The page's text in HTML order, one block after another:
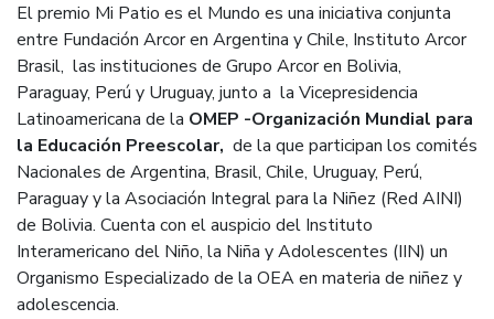
El premio Mi Patio es el Mundo es una iniciativa conjunta
entre Fundación Arcor en Argentina y Chile, Instituto Arcor
Brasil, las instituciones de Grupo Arcor en Bolivia,
Paraguay, Perú y Uruguay, junto a la Vicepresidencia
Latinoamericana de la OMEP -Organización Mundial para
la Educación Preescolar, de la que participan los comités
Nacionales de Argentina, Brasil, Chile, Uruguay, Perú,
Paraguayyla Asociación Integral para la Niñez (Red AINI)
de Bolivia. Cuenta con el auspicio del Instituto
Interamericano del Niño, la Niña y Adolescentes (IIN) un
Organismo Especializado de la OEA en materia de niñez y
adolescencia.